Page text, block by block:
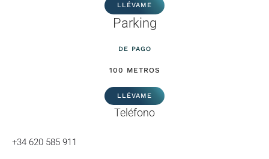
LLÉVAME
Parking
DE PAGO
100 METROS
LLÉVAME
Teléfono
+34 620 585 911